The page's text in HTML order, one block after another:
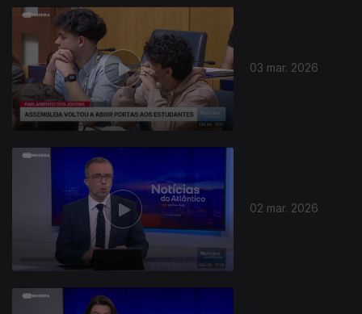
03 mar. 2026
02 mar. 2026